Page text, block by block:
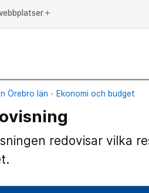
add
Örebro län Ekonomi och budget
redovisar vilka